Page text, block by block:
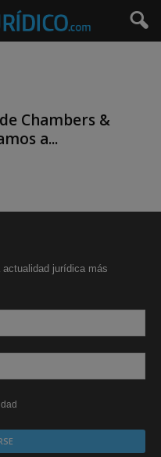
Chambers &
a...
jurídica más